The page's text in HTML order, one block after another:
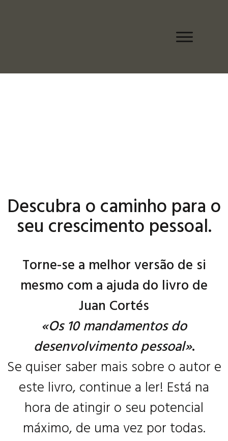
Descubra o caminho para o
seu crescimento pessoal.
Torne-se a melhor versão de si
mesmo com a ajuda do livro de
Juan Cortés
«Os 10 mandamentos do
desenvolvimento pessoal».
Se quiser saber mais sobre o autor e
este livro, continue a ler! Está na
hora de atingir o seu potencial
máximo, de uma vez por todas.